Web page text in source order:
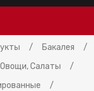
/ Бакалея
/
Салаты
/
/